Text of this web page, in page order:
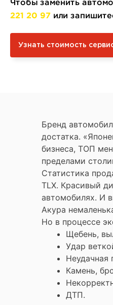
Чтобы заменить
221 20 97или
Узнать стоимость
Бренд
достатка.
бизнеса, ТОП
пределами
Статистика
TLX. Красивый
автомобилях. И
Акура
Но в процессе
Щебень,
Удар
Неудачная
Камень,
ДТП.